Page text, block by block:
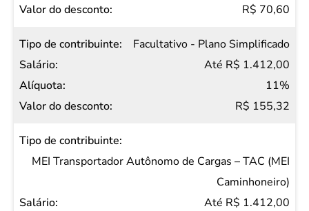
desconto
R$ 70,60
Facultativo - Plano Simplificado
Até R$ 1.412,00
11%
R$ 155,32
MEI Transportador Autônomo de Cargas – TAC (MEI
Caminhoneiro)
Até R$ 1.412,00